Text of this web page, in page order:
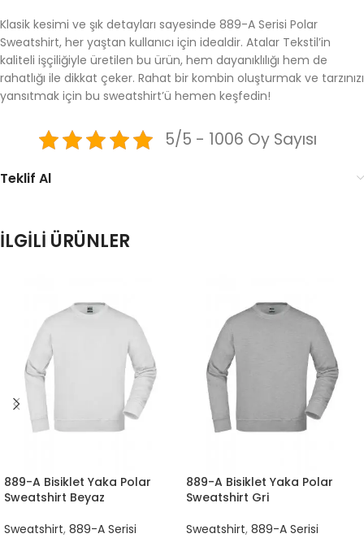
Klasik kesimi ve şık detayları sayesinde 889-A Serisi Polar
Sweatshirt, her yaştan kullanıcı için idealdir. Atalar Tekstil’in
kaliteli işçiliğiyle üretilen bu ürün, hem dayanıklılığı hem de
rahatlığı ile dikkat çeker. Rahat bir kombin oluşturmak ve tarzınızı
yansıtmak için bu sweatshirt’ü hemen keşfedin!
5/5 - 1006 Oy Sayısı
Teklif Al
İLGILI ÜRÜNLER
889-A Bisiklet Yaka Polar
Sweatshirt Beyaz
Sweatshirt, 889-A Serisi
889-A Bisiklet Yaka Polar
Sweatshirt Gri
Sweatshirt, 889-A Serisi